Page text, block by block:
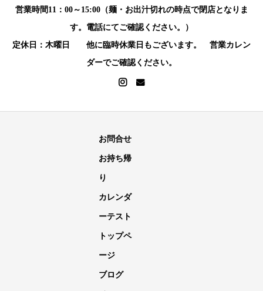
営業時間11：00～15:00（麺・お出汁切れの時点で閉店となりま
す。電話にてご確認ください。）
定休日：木曜日 他に臨時休業日もございます。 営業カレン
ダーでご確認ください。
お問合せ
お持ち帰
り
カレンダ
ーテスト
トップペ
ージ
ブログ